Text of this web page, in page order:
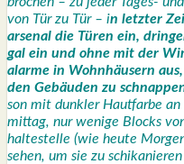
von Tür zu Tür – in letz­ter
ar­se­nal die Türen ein,
gal ein und ohne mit der
alar­me in Wohn­häu­sern
den Gebäu­den zu
son mit dunk­ler Haut­far­be
mit­tag, nur weni­ge Blocks
hal­te­stel­le (wie heu­te
sehen, um sie zu